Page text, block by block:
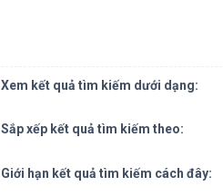
Xem kết quả tìm kiếm dưới dạng:
Sắp xếp kết quả tìm kiếm theo:
Giới hạn kết quả tìm kiếm cách đây: